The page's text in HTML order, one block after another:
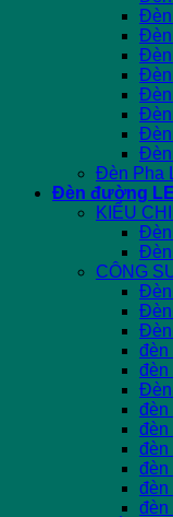
Đèn
Đèn
Đèn
Đèn
Đèn
Đèn
Đèn
Đèn
Đèn Pha
Đèn đường
KIỂU
Đèn
Đèn
CÔNG
đèn
đèn
đèn
đèn
đèn
đèn
đèn
đèn